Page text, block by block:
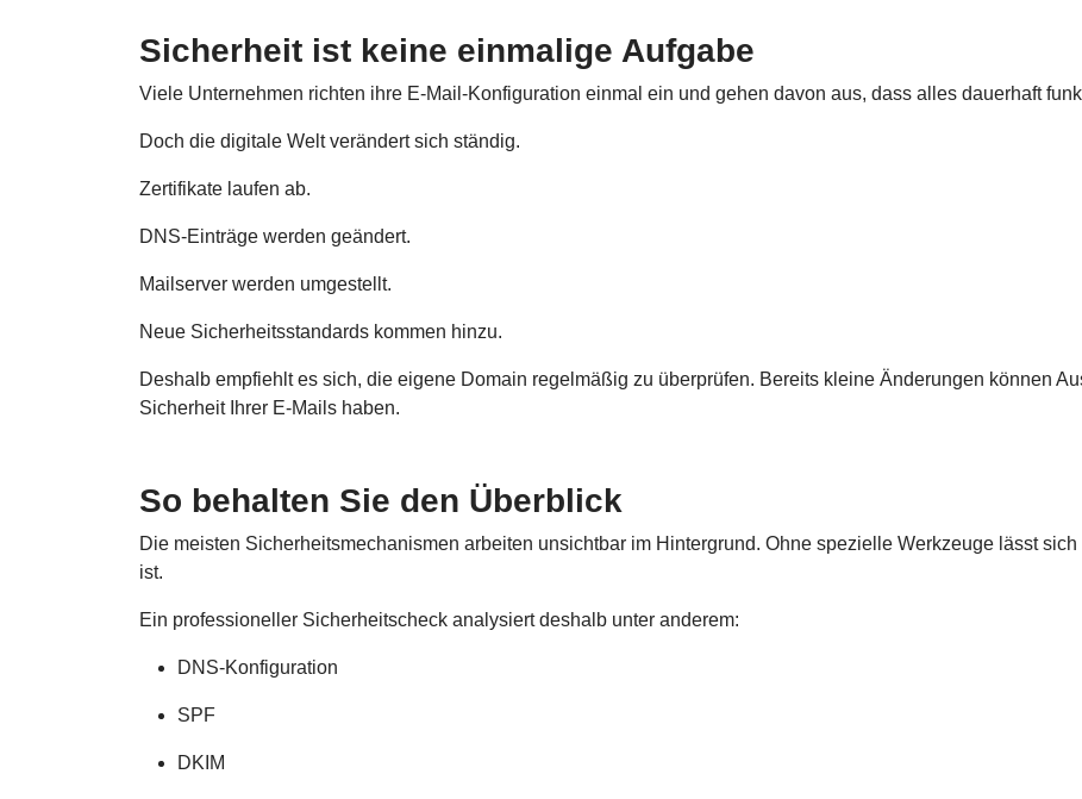
Sicherheit ist keine einmalige Aufgabe
Viele Unternehmen richten ihre E-Mail-Konfiguration einmal ein und gehen davon aus, dass alles dauerhaft
Doch die digitale Welt verändert sich ständig.
Zertifikate laufen ab.
DNS-Einträge werden geändert.
Mailserver werden umgestellt.
Neue Sicherheitsstandards kommen hinzu.
Deshalb empfiehlt es sich, die eigene Domain regelmäßig zu überprüfen. Bereits kleine Änderungen können
Sicherheit Ihrer E-Mails haben.
So behalten Sie den Überblick
Die meisten Sicherheitsmechanismen arbeiten unsichtbar im Hintergrund. Ohne spezielle Werkzeuge lässt
ist.
Ein professioneller Sicherheitscheck analysiert deshalb unter anderem:
DNS-Konfiguration
SPF
DKIM